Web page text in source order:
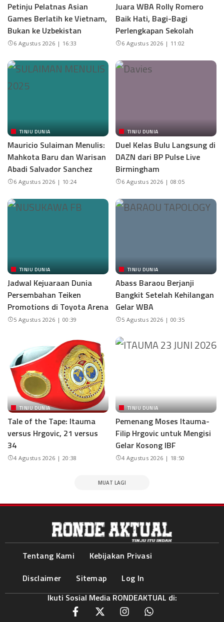
Petinju Pelatnas Asian
Games Berlatih ke Vietnam,
Bukan ke Uzbekistan
6 Agustus 2026 | 16:33
Juara WBA Rolly Romero
Baik Hati, Bagi-Bagi
Perlengkapan Sekolah
6 Agustus 2026 | 11:02
TINJU DUNIA
Mauricio Sulaiman Menulis:
Mahkota Baru dan Warisan
Abadi Salvador Sanchez
6 Agustus 2026 | 10:24
TINJU DUNIA
Duel Kelas Bulu Langsung di
DAZN dari BP Pulse Live
Birmingham
6 Agustus 2026 | 08:05
TINJU DUNIA
Jadwal Kejuaraan Dunia
Persembahan Teiken
Promotions di Toyota Arena
5 Agustus 2026 | 00:39
TINJU DUNIA
Abass Baraou Berjanji
Bangkit Setelah Kehilangan
Gelar WBA
5 Agustus 2026 | 00:35
TINJU DUNIA
Tale of the Tape: Itauma
versus Hrgovic, 21 versus
34
4 Agustus 2026 | 20:38
TINJU DUNIA
Pemenang Moses Itauma-
Filip Hrgovic untuk Mengisi
Gelar Kosong IBF
4 Agustus 2026 | 18:50
MUAT LAGI
Tentang Kami
Kebijakan Privasi
Disclaimer
Sitemap
Log In
Ikuti Sosial Media RONDEAKTUAL di: